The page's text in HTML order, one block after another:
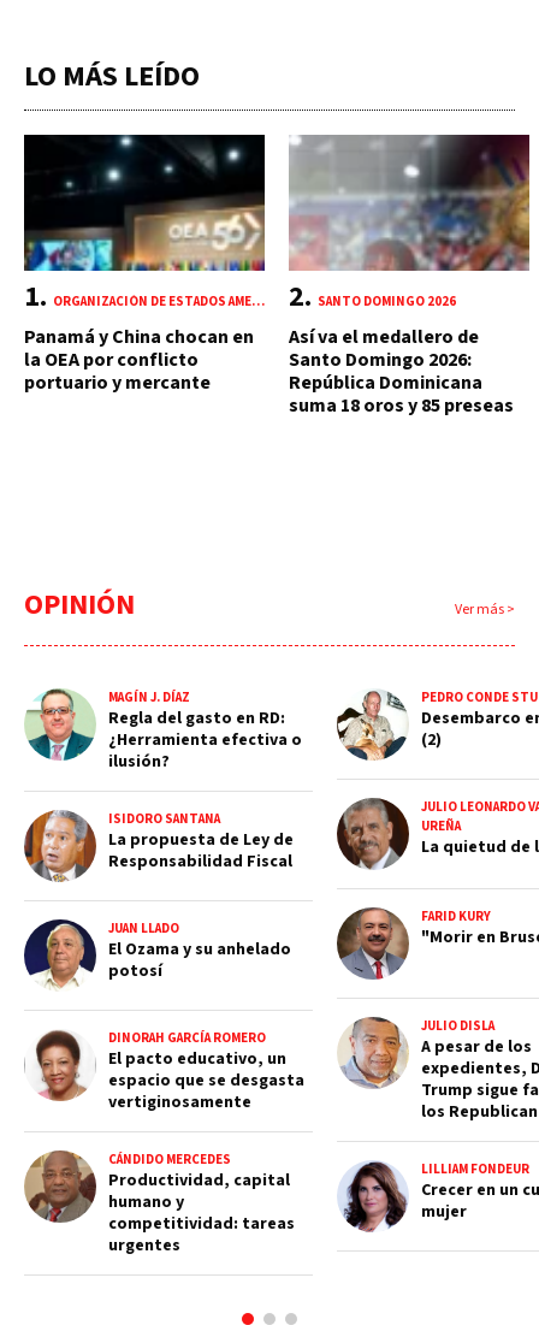
LO MÁS LEÍDO
ORGANIZACIÓN DE ESTADOS AMERICANOS (OEA)
Panamá y China chocan en
la OEA por conflicto
portuario y mercante
SANTO DOMINGO 2026
Así va el medallero de
Santo Domingo 2026:
República Dominicana
suma 18 oros y 85 preseas
OPINIÓN Ver más >
MAGÍN J. DÍAZ
Regla del gasto en RD:
¿Herramienta efectiva o
ilusión?
ISIDORO SANTANA
La propuesta de Ley de
Responsabilidad Fiscal
JUAN LLADO
El Ozama y su anhelado
potosí
DINORAH GARCÍA ROMERO
El pacto educativo, un
espacio que se desgasta
vertiginosamente
CÁNDIDO MERCEDES
Productividad, capital
humano y
competitividad: tareas
urgentes
PEDRO CONDE
Desembarco
(2)
JULIO LEONARDO
UREÑA
La quietud de
FARID KURY
"Morir en
JULIO DISLA
A pesar de los
expedientes,
Trump sigue
los
LILLIAM FONDEUR
Crecer en un
mujer